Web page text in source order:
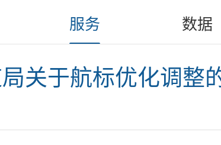
服务 数据
关于航标优化调整